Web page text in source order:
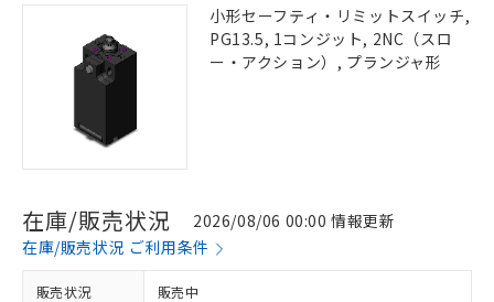
小形セーフティ・リミットスイッチ,
PG13.5, 1コンジット, 2NC（スロ
ー・アクション）, プランジャ形
在庫/販売状況
2026/08/06 00:00 情報更新
在庫/販売状況 ご利用条件
販売状況 販売中